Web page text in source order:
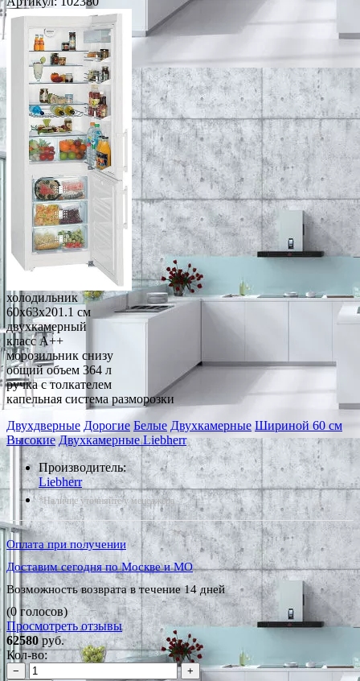
холодильник
60x63x201.1 см
двухкамерный
класс A++
морозильник снизу
общий объем 364 л
ручка с толкателем
капельная система разморозки
Двухдверные Дорогие Белые Двухкамерные Шириной 60 см
Высокие Двухкамерные Liebherr
Производитель:
Liebherr
*Наличие уточняйте у менеджера
Оплата при получении
Доставим сегодня по Москве и МО
Возможность возврата в течение 14 дней
(0 голосов)
Просмотреть отзывы
62580руб.
Кол-во:
−
+